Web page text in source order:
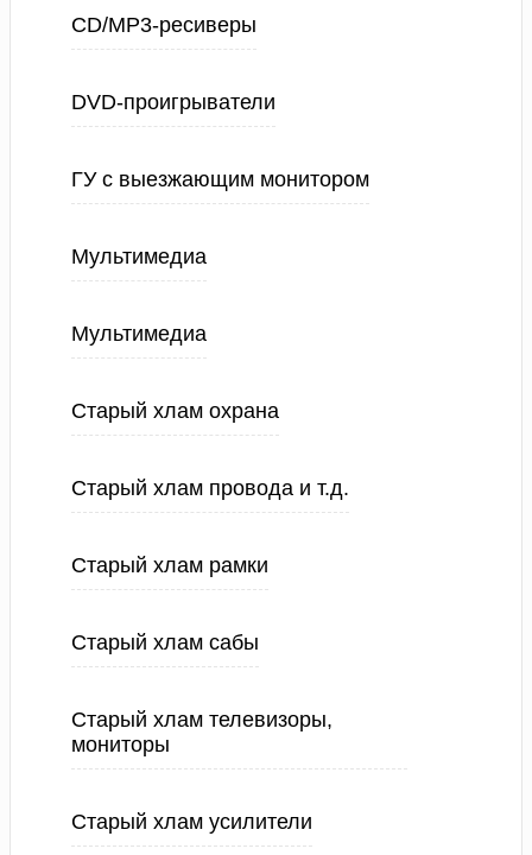
CD/MP3-ресиверы
DVD-проигрыватели
ГУ с выезжающим монитором
Мультимедиа
Мультимедиа
Старый хлам охрана
Старый хлам провода и т.д.
Старый хлам рамки
Старый хлам сабы
Старый хлам телевизоры,
мониторы
Старый хлам усилители